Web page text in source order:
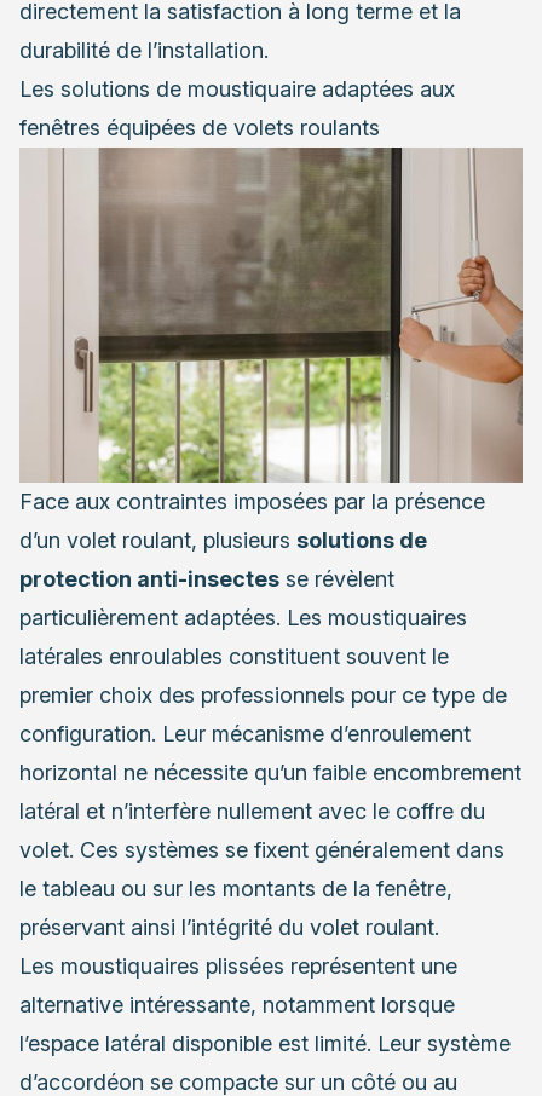
directement la satisfaction à long terme et la
durabilité de l’installation.
Les solutions de moustiquaire adaptées aux
fenêtres équipées de volets roulants
Face aux contraintes imposées par la présence
d’un volet roulant, plusieurs solutions de
protection anti-insectes se révèlent
particulièrement adaptées. Les moustiquaires
latérales enroulables constituent souvent le
premier choix des professionnels pour ce type de
configuration. Leur mécanisme d’enroulement
horizontal ne nécessite qu’un faible encombrement
latéral et n’interfère nullement avec le coffre du
volet. Ces systèmes se fixent généralement dans
le tableau ou sur les montants de la fenêtre,
préservant ainsi l’intégrité du volet roulant.
Les moustiquaires plissées représentent une
alternative intéressante, notamment lorsque
l’espace latéral disponible est limité. Leur système
d’accordéon se compacte sur un côté ou au